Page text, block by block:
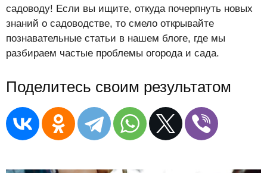
садоводу! Если вы ищите, откуда почерпнуть новых
знаний о садоводстве, то смело открывайте
познавательные статьи в нашем блоге, где мы
разбираем частые проблемы огорода и сада.
Поделитесь своим результатом